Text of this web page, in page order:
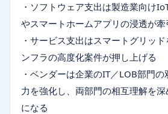
・ソフトウェア支出は製造業向け
やスマートホームアプリの浸透が牽
・サービス支出はスマートグリッ
ンフラの高度化案件が押し上げる
・ベンダーは企業のIT／LOB部門
力を強化し、両部門の相互理解を
になる